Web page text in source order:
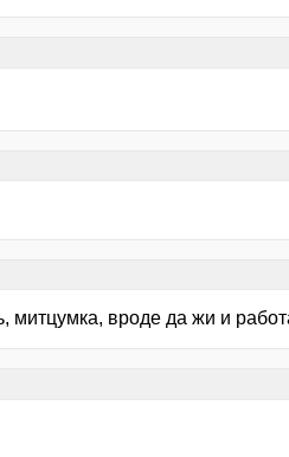
митцумка, вроде да жи и